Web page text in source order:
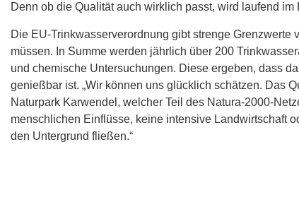
Denn ob die Qualität auch wirklich passt, wird laufend im
Die EU-Trinkwasserverordnung gibt strenge Grenzwerte
müssen. In Summe werden jährlich über 200
und chemische Untersuchungen. Diese ergeben, dass
genießbar ist. „Wir können uns glücklich schätzen. Das
Naturpark Karwendel, welcher Teil des Natura-2000-
menschlichen Einflüsse, keine intensive Landwirtschaft
den Untergrund fließen.“